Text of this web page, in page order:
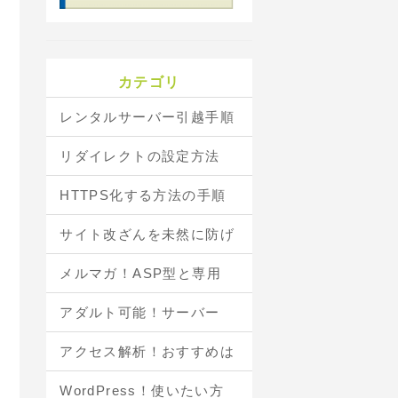
カテゴリ
レンタルサーバー引越手順
リダイレクトの設定方法
HTTPS化する方法の手順
サイト改ざんを未然に防げ
メルマガ！ASP型と専用
アダルト可能！サーバー
アクセス解析！おすすめは
WordPress！使いたい方